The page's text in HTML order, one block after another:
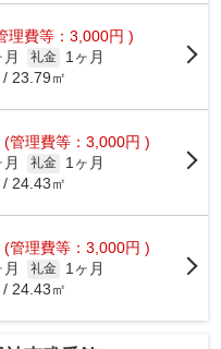
理費等：3,000円 )
礼金
1ヶ月
23.79㎡
(管理費等：3,000円 )
礼金
1ヶ月
24.43㎡
(管理費等：3,000円 )
礼金
1ヶ月
24.43㎡